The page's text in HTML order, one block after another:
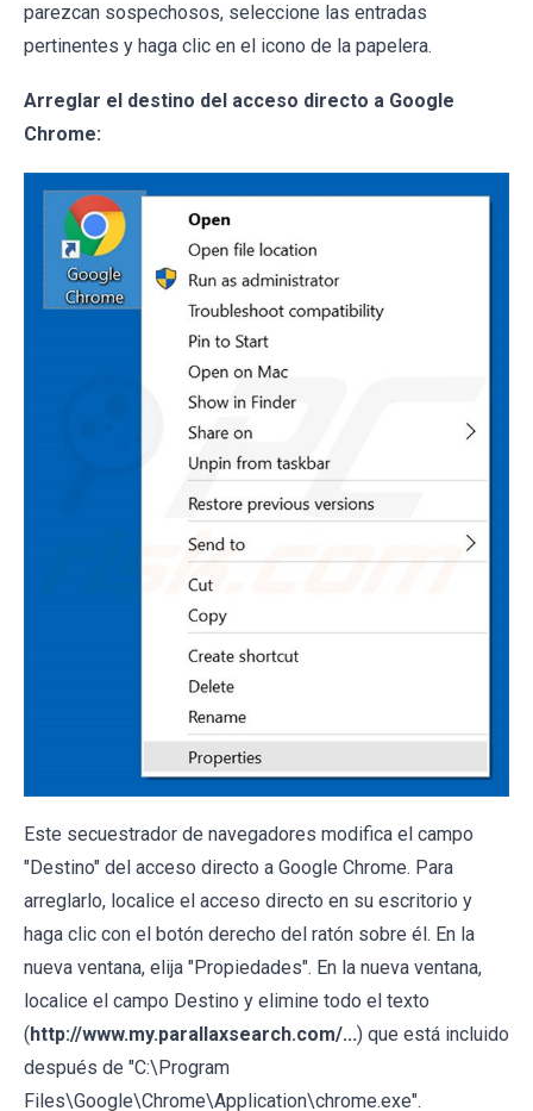
parezcan sospechosos, seleccione las entradas
pertinentes y haga clic en el icono de la papelera.
Arreglar el destino del acceso directo a Google
Chrome:
Este secuestrador de navegadores modifica el campo
"Destino" del acceso directo a Google Chrome. Para
arreglarlo, localice el acceso directo en su escritorio y
haga clic con el botón derecho del ratón sobre él. En la
nueva ventana, elija "Propiedades". En la nueva ventana,
localice el campo Destino y elimine todo el texto
( http://www.my.parallaxsearch.com/...) que está incluido
después de "C:\Program
Files\Google\Chrome\Application\chrome.exe".